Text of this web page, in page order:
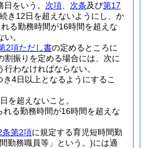
をいう。 次項 次条及び第17
き12日を超えないようにし、か
る勤務時間が16時間を超えな
。
2項ただし書の定めるところに
割振りを定める場合には、次に
わなければならない。
4日以上となるようにするこ
を超えないこと。
れる勤務時間が16時間を超えな
条第2項に規定する育児短時間勤
勤務職員等」という。)には適